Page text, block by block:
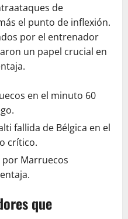
de
el punto de inflexión.
por el entrenador
un papel crucial en
en el minuto 60
fallida de Bélgica en el
crítico.
por Marruecos
que